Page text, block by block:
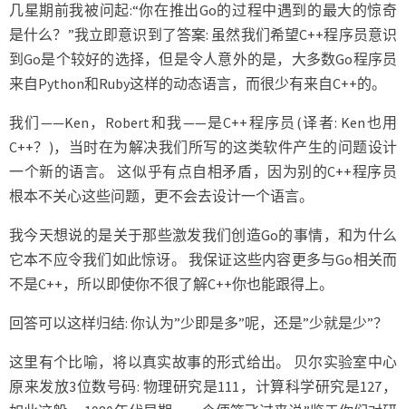
几星期前我被问起:“你在推出Go的过程中遇到的最大的惊奇
是什么？”我立即意识到了答案: 虽然我们希望C++程序员意识
到Go是个较好的选择，但是令人意外的是，大多数Go程序员
来自Python和Ruby这样的动态语言，而很少有来自C++的。
我们——Ken，Robert和我——是C++程序员(译者: Ken也用
C++？)，当时在为解决我们所写的这类软件产生的问题设计
一个新的语言。 这似乎有点自相矛盾，因为别的C++程序员
根本不关心这些问题，更不会去设计一个语言。
我今天想说的是关于那些激发我们创造Go的事情，和为什么
它本不应令我们如此惊讶。 我保证这些内容更多与Go相关而
不是C++，所以即使你不很了解C++你也能跟得上。
回答可以这样归结: 你认为”少即是多”呢，还是”少就是少”？
这里有个比喻，将以真实故事的形式给出。 贝尔实验室中心
原来发放3位数号码: 物理研究是111，计算科学研究是127，